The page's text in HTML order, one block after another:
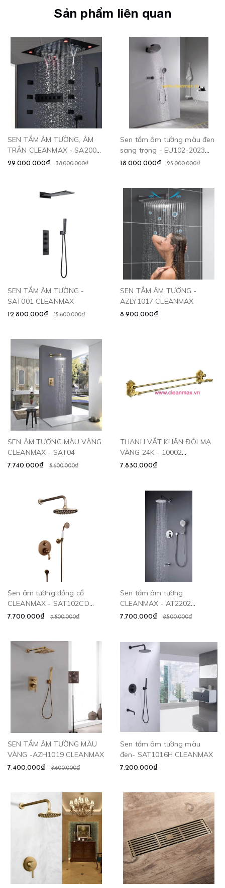
Sản phẩm liên quan
SEN TẮM ÂM TƯỜNG, ÂM
TRẦN CLEANMAX - SA2003
CLEANMAX
29.000.000₫ 38.000.000₫
Sen tắm âm tường màu đen
sang trọng - EU102-2023
CLEANMAX
18.000.000₫ 23.000.000₫
SEN TẮM ÂM TƯỜNG -
SAT001 CLEANMAX
12.800.000₫ 15.600.000₫
SEN TẮM ÂM TƯỜNG -
AZLY1017 CLEANMAX
8.900.000₫
SEN ÂM TƯỜNG MÀU VÀNG
CLEANMAX - SAT04
7.740.000₫ 8.600.000₫
THANH VẮT KHĂN ĐÔI MẠ
VÀNG 24K - 10002
CLEANMAX
7.830.000₫
Sen âm tường đồng cổ
CLEANMAX - SAT102CD
CLEANMAX
7.700.000₫ 9.800.000₫
Sen tắm âm tường
CLEANMAX - AT2202
CLEANMAX
7.700.000₫ 8.500.000₫
SEN TẮM ÂM TƯỜNG MÀU
VÀNG -AZH1019 CLEANMAX
7.400.000₫ 8.600.000₫
Sen tắm âm tường màu
đen- SAT1016H CLEANMAX
7.200.000₫